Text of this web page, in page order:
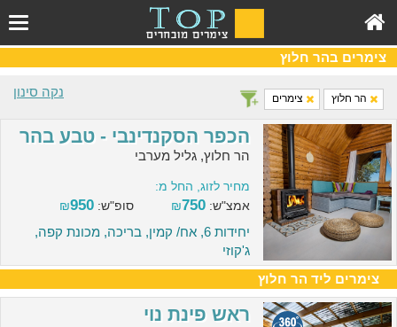
צימרים בהר חלוץ
נקה סינון הר חלוץ צימרים
הכפר הסקנדינבי - טבע בהר
הר חלוץ, גליל מערבי
מחיר לזוג, החל מ:
אמצ"ש:
₪750 סופ"ש: ₪950
יחידות 6, אח/ קמין, בריכה, מכונת קפה,
ג'קוזי
צימרים ליד הר חלוץ
ראש פינת נוי